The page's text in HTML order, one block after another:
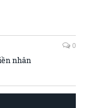
0
nhân